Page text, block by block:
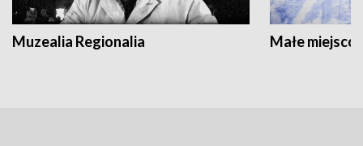
Muzealia Regionalia Małe